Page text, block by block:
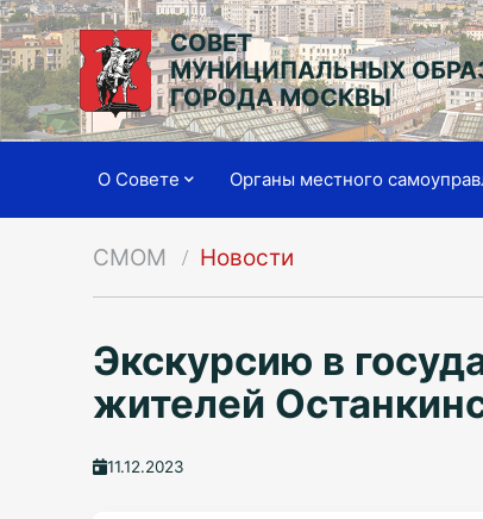
СОВЕТ
МУНИЦИПАЛЬНЫХ
ГОРОДА МОСКВЫ
О Совете Органы местного
СМОМ Новости
Экскурсию в
жителей
11.12.2023